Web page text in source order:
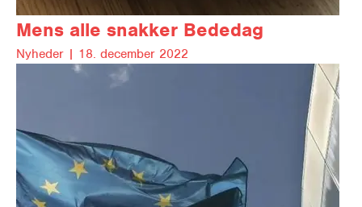
Mens alle snakker Bededag
Nyheder | 18. december 2022